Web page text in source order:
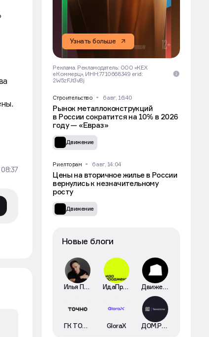
08:37
Узнать больше
Реклама. Рекламодатель: ООО «КЕХ
еКоммерц», ИНН:7710668349 erid:
2W5zFJt3vBj
Строительство 6 авг, 16:40
Рынок металлоконструкций
в России сократится на 10% в 2026
году — «Евраз»
Движение
Риелторам 6 авг, 14:04
Цены на вторичное жилье в России
вернулись к незначительному
росту
Движение
Новые блоги
Илья Пискулин ИдаПроджект Движение
ГК ТОЧНО GloraX ДОМ.РФ Технологии